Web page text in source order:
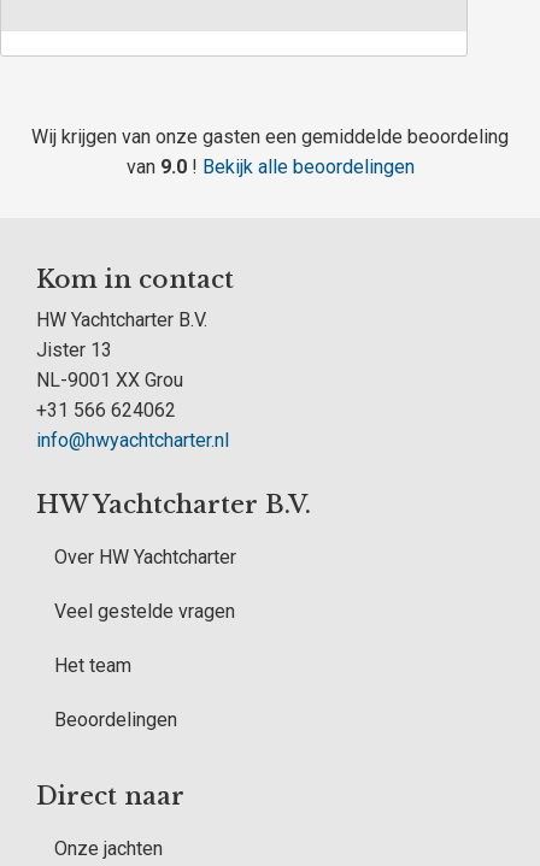
Wij krijgen van onze gasten een gemiddelde beoordeling
van 9.0 ! Bekijk alle beoordelingen
Kom in contact
HW Yachtcharter B.V.
Jister 13
NL-9001 XX Grou
+31 566 624062
info@hwyachtcharter.nl
HW Yachtcharter B.V.
Over HW Yachtcharter
Veel gestelde vragen
Het team
Beoordelingen
Direct naar
Onze jachten